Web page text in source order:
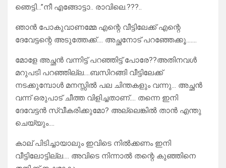
ഞെട്ടി…”നീ എങ്ങോട്ടാ.. രാവിലെ.???..
ഞാൻ പോകുവാണമ്മേ എന്റെ വീട്ടിലേക്ക് എന്റെ
ദേവേട്ടന്റെ അടുത്തേക്ക്…. അച്ഛനോട് പറഞ്ഞേക്കൂ…….
മോളേ അച്ഛൻ വന്നിട്ട് പറഞ്ഞിട്ട് പോരേ??അതിനവൾ
മറുപടി പറഞ്ഞില്ല….ബസിറങ്ങി വീട്ടിലേക്ക്
നടക്കുമ്പോൾ മനസ്സിൽ പല ചിന്തകളും വന്നു… അച്ഛൻ
വന്ന് ഒരുപാട് ചീത്ത വിളിച്ചതാണ്…. തന്നെ ഇനി
ദേവേട്ടൻ സ്വീകരിക്കുമോ? അല്ലെങ്കിൽ താൻ എന്തു
ചെയ്യും….
കാല് പിടിച്ചായാലും ഇവിടെ നിൽക്കണം ഇനി
വീട്ടിലോട്ടില്ല…. അവിടെ നിന്നാൽ തന്റെ കുഞ്ഞിനെ